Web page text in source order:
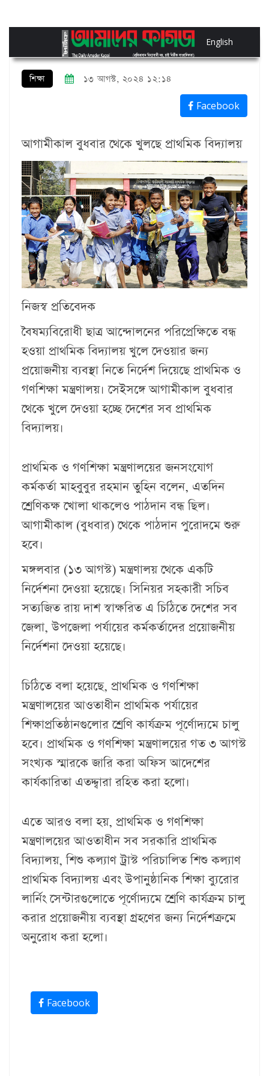
English
শিক্ষা ১৩ আগস্ট, ২০২৪ ১২:১৪
Facebook
আগামীকাল বুধবার থেকে খুলছে প্রাথমিক বিদ্যালয়
নিজস্ব প্রতিবেদক
বৈষম্যবিরোধী ছাত্র আন্দোলনের পরিপ্রেক্ষিতে বন্ধ
হওয়া প্রাথমিক বিদ্যালয় খুলে দেওয়ার জন্য
প্রয়োজনীয় ব্যবস্থা নিতে নির্দেশ দিয়েছে প্রাথমিক ও
গণশিক্ষা মন্ত্রণালয়। সেইসঙ্গে আগামীকাল বুধবার
থেকে খুলে দেওয়া হচ্ছে দেশের সব প্রাথমিক
বিদ্যালয়।‌
প্রাথমিক ও গণশিক্ষা মন্ত্রণালয়ের জনসংযোগ
কর্মকর্তা মাহবুবুর রহমান তুহিন বলেন, এতদিন
শ্রেণিকক্ষ খোলা থাকলেও পাঠদান বন্ধ ছিল।
আগামীকাল (বুধবার) থেকে পাঠদান পুরোদমে শুরু
হবে।
মঙ্গলবার (১৩ আগস্ট) মন্ত্রণালয় থেকে একটি
নির্দেশনা দেওয়া হয়েছে। সিনিয়র সহকারী সচিব
সত্যজিত রায় দাশ স্বাক্ষরিত এ চিঠিতে দেশের সব
জেলা, উপজেলা পর্যায়ের কর্মকর্তাদের প্রয়োজনীয়
নির্দেশনা দেওয়া হয়েছে।
চিঠিতে বলা হয়েছে, প্রাথমিক ও গণশিক্ষা
মন্ত্রণালয়ের আওতাধীন প্রাথমিক পর্যায়ের
শিক্ষাপ্রতিষ্ঠানগুলোর শ্রেণি কার্যক্রম পূর্ণোদ্যমে চালু
হবে। প্রাথমিক ও গণশিক্ষা মন্ত্রণালয়ের গত ৩ আগস্ট
সংখ্যক স্মারকে জারি করা অফিস আদেশের
কার্যকারিতা এতদ্দ্বারা রহিত করা হলো।
এতে আরও বলা হয়, প্রাথমিক ও গণশিক্ষা
মন্ত্রণালয়ের আওতাধীন সব সরকারি প্রাথমিক
বিদ্যালয়, শিশু কল্যাণ ট্রাস্ট পরিচালিত শিশু কল্যাণ
প্রাথমিক বিদ্যালয় এবং উপানুষ্ঠানিক শিক্ষা ব্যুরোর
লার্নিং সেন্টারগুলোতে পূর্ণোদ্যমে শ্রেণি কার্যক্রম চালু
করার প্রয়োজনীয় ব্যবস্থা গ্রহণের জন্য নির্দেশক্রমে
অনুরোধ করা হলো।
Facebook